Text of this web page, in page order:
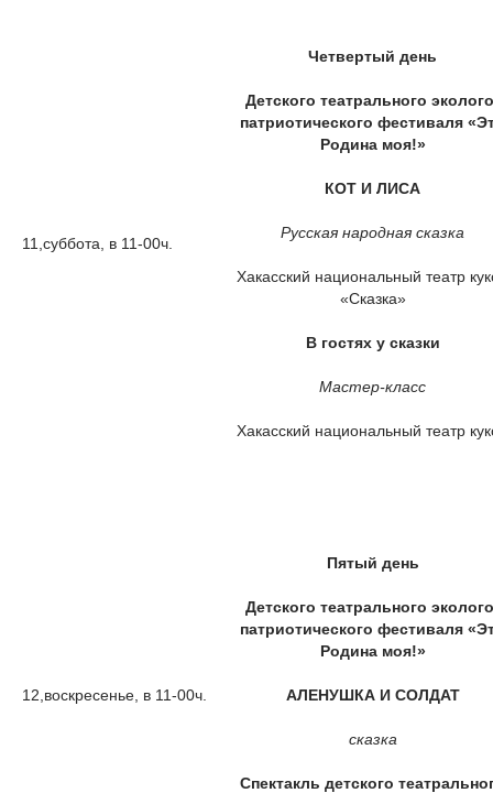
11,суббота, в 11-00ч.
Четвертый день
Детского театрального
патриотического фестиваля
Родина моя!»
КОТ И ЛИСА
Русская народная сказка
Хакасский национальный театр
«Сказка»
В гостях у сказки
Мастер-класс
Хакасский национальный театр
12,воскресенье, в 11-00ч.
Пятый день
Детского театрального
патриотического фестиваля
Родина моя!»
АЛЕНУШКА И СОЛДАТ
сказка
Спектакль детского